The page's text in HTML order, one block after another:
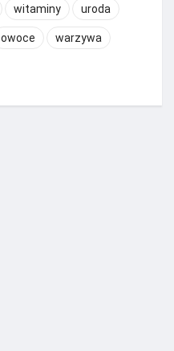
witaminy uroda
owoce warzywa